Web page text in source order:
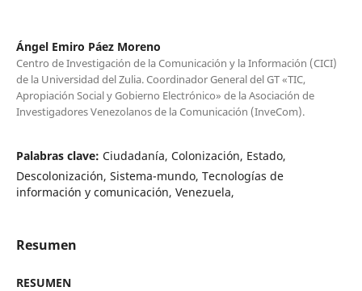
Ángel Emiro Páez Moreno
Centro de Investigación de la Comunicación y la Información (CICI)
de la Universidad del Zulia. Coordinador General del GT «TIC,
Apropiación Social y Gobierno Electrónico» de la Asociación de
Investigadores Venezolanos de la Comunicación (InveCom).
Palabras clave: Ciudadanía, Colonización, Estado,
Descolonización, Sistema-mundo, Tecnologías de
información y comunicación, Venezuela,
Resumen
RESUMEN